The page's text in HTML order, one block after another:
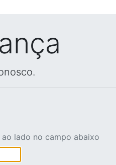
lado no campo abaixo